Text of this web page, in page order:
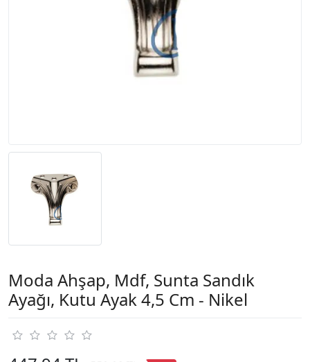
Moda Ahşap, Mdf, Sunta Sandık
Ayağı, Kutu Ayak 4,5 Cm - Nikel